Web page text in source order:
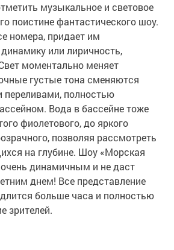
музыкальное и световое
поистине фантастического шоу.
номера, придает им
или лиричность,
моментально меняет
густые тона сменяются
полностью
Вода в бассейне тоже
фиолетового, до яркого
позволяя рассмотреть
на глубине. Шоу «Морская
динамичным и не даст
днем! Все представление
больше часа и полностью
зрителей.